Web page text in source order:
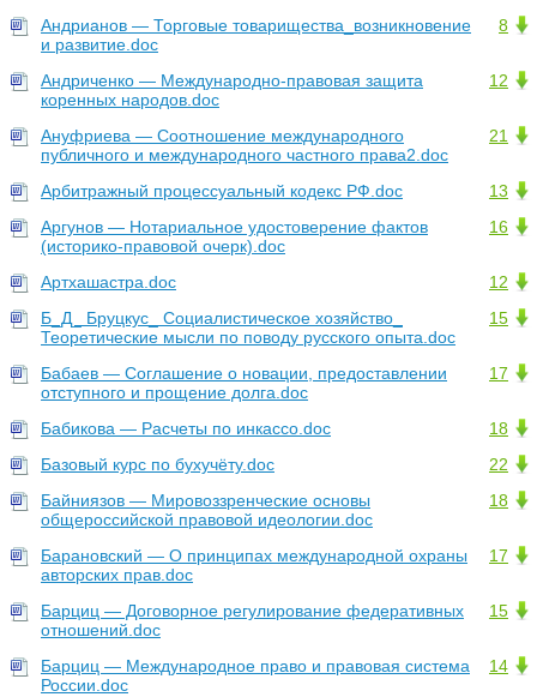
8
Андрианов — Торговые товарищества_возникновение
и развитие.doc
12
Андриченко — Международно-правовая защита
коренных народов.doc
21
Ануфриева — Соотношение международного
публичного и международного частного права2.doc
13
Арбитражный процессуальный кодекс РФ.doc
16
Аргунов — Нотариальное удостоверение фактов
(историко-правовой очерк).doc
12
Артхашастра.doc
15
Б_Д_ Бруцкус_ Социалистическое хозяйство_
Теоретические мысли по поводу русского опыта.doc
17
Бабаев — Соглашение о новации, предоставлении
отступного и прощение долга.doc
18
Бабикова — Расчеты по инкассо.doc
22
Базовый курс по бухучёту.doc
18
Байниязов — Мировоззренческие основы
общероссийской правовой идеологии.doc
17
Барановский — О принципах международной охраны
авторских прав.doc
15
Барциц — Договорное регулирование федеративных
отношений.doc
14
Барциц — Международное право и правовая система
России.doc